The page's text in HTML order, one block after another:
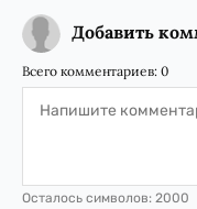
Добавить
Всего комментариев: 0
Осталось символов: 2000